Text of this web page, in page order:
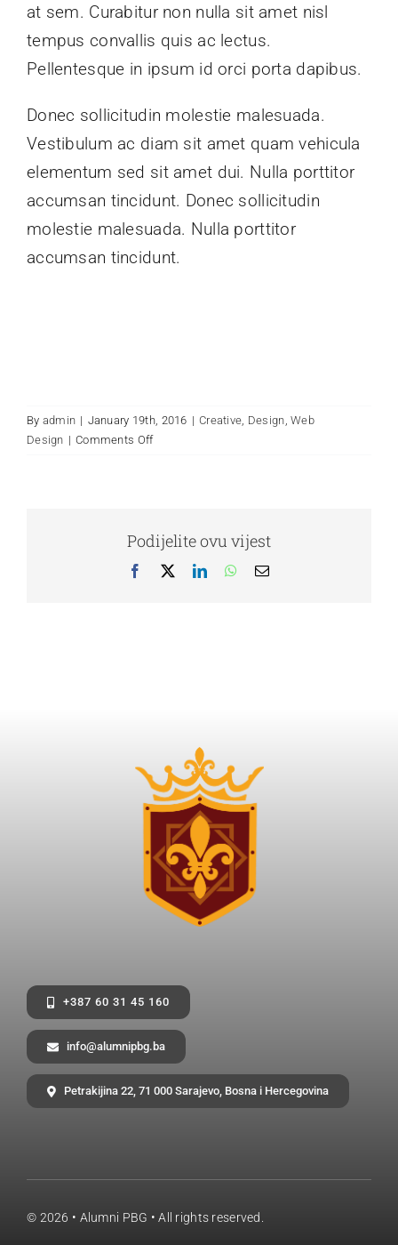
at sem. Curabitur non nulla sit amet nisl
tempus convallis quis ac lectus.
Pellentesque in ipsum id orci porta dapibus.
Donec sollicitudin molestie malesuada.
Vestibulum ac diam sit amet quam vehicula
elementum sed sit amet dui. Nulla porttitor
accumsan tincidunt. Donec sollicitudin
molestie malesuada. Nulla porttitor
accumsan tincidunt.
By admin | January 19th, 2016 | Creative Design ,Web
Design | Comments Offon
Podijelite ovu vijest
Facebook
X LinkedInWhatsApp
Email
+387 60 31 45 160
info@alumnipbg.ba
Petrakijina 22, 71 000 Sarajevo, Bosna i Hercegovina
© 2026 • Alumni PBG • All rights reserved.